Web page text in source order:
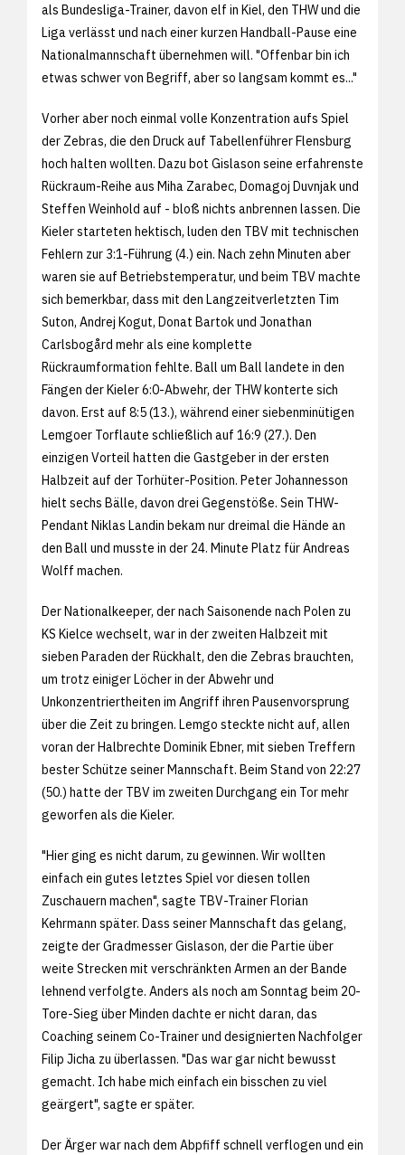
als Bundesliga-Trainer, davon elf in Kiel, den THW und die
Liga verlässt und nach einer kurzen Handball-Pause eine
Nationalmannschaft übernehmen will. "Offenbar bin ich
etwas schwer von Begriff, aber so langsam kommt es..."
Vorher aber noch einmal volle Konzentration aufs Spiel
der Zebras, die den Druck auf Tabellenführer Flensburg
hoch halten wollten. Dazu bot Gislason seine erfahrenste
Rückraum-Reihe aus Miha Zarabec, Domagoj Duvnjak und
Steffen Weinhold auf - bloß nichts anbrennen lassen. Die
Kieler starteten hektisch, luden den TBV mit technischen
Fehlern zur 3:1-Führung (4.) ein. Nach zehn Minuten aber
waren sie auf Betriebstemperatur, und beim TBV machte
sich bemerkbar, dass mit den Langzeitverletzten Tim
Suton, Andrej Kogut, Donat Bartok und Jonathan
Carlsbogård mehr als eine komplette
Rückraumformation fehlte. Ball um Ball landete in den
Fängen der Kieler 6:0-Abwehr, der THW konterte sich
davon. Erst auf 8:5 (13.), während einer siebenminütigen
Lemgoer Torflaute schließlich auf 16:9 (27.). Den
einzigen Vorteil hatten die Gastgeber in der ersten
Halbzeit auf der Torhüter-Position. Peter Johannesson
hielt sechs Bälle, davon drei Gegenstöße. Sein THW-
Pendant Niklas Landin bekam nur dreimal die Hände an
den Ball und musste in der 24. Minute Platz für Andreas
Wolff machen.
Der Nationalkeeper, der nach Saisonende nach Polen zu
KS Kielce wechselt, war in der zweiten Halbzeit mit
sieben Paraden der Rückhalt, den die Zebras brauchten,
um trotz einiger Löcher in der Abwehr und
Unkonzentriertheiten im Angriff ihren Pausenvorsprung
über die Zeit zu bringen. Lemgo steckte nicht auf, allen
voran der Halbrechte Dominik Ebner, mit sieben Treffern
bester Schütze seiner Mannschaft. Beim Stand von 22:27
(50.) hatte der TBV im zweiten Durchgang ein Tor mehr
geworfen als die Kieler.
"Hier ging es nicht darum, zu gewinnen. Wir wollten
einfach ein gutes letztes Spiel vor diesen tollen
Zuschauern machen", sagte TBV-Trainer Florian
Kehrmann später. Dass seiner Mannschaft das gelang,
zeigte der Gradmesser Gislason, der die Partie über
weite Strecken mit verschränkten Armen an der Bande
lehnend verfolgte. Anders als noch am Sonntag beim 20-
Tore-Sieg über Minden dachte er nicht daran, das
Coaching seinem Co-Trainer und designierten Nachfolger
Filip Jicha zu überlassen. "Das war gar nicht bewusst
gemacht. Ich habe mich einfach ein bisschen zu viel
geärgert", sagte er später.
Der Ärger war nach dem Abpfiff schnell verflogen und ein